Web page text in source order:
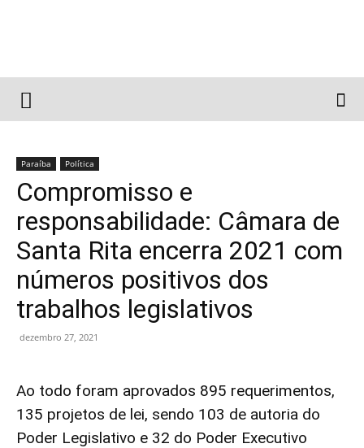
Paraíba Política
Compromisso e
responsabilidade: Câmara de
Santa Rita encerra 2021 com
números positivos dos
trabalhos legislativos
dezembro 27, 2021
Ao todo foram aprovados 895 requerimentos,
135 projetos de lei, sendo 103 de autoria do
Poder Legislativo e 32 do Poder Executivo